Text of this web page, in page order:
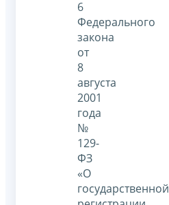
6
Федерального
закона
от
8
августа
2001
года
№
129-
ФЗ
«О
государственной